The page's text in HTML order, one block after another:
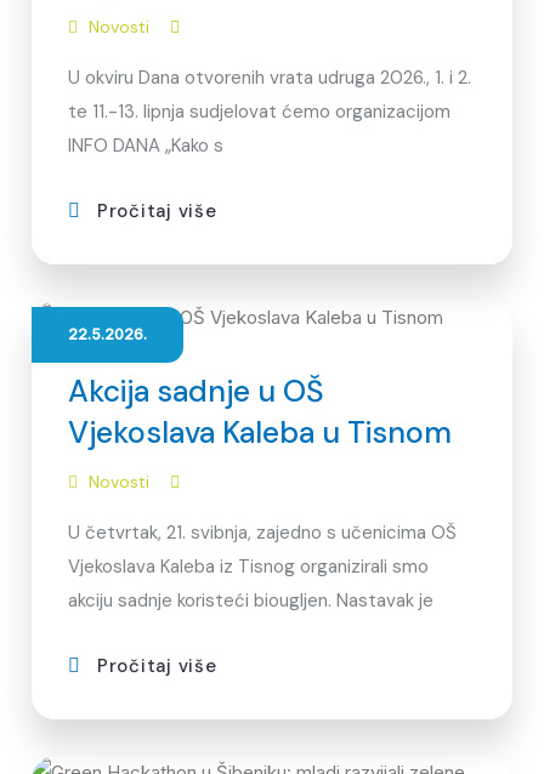
Novosti
U okviru Dana otvorenih vrata udruga 2026., 1. i 2.
te 11.-13. lipnja sudjelovat ćemo organizacijom
INFO DANA „Kako s
Pročitaj više
22.5.2026.
Akcija sadnje u OŠ
Vjekoslava Kaleba u Tisnom
Novosti
U četvrtak, 21. svibnja, zajedno s učenicima OŠ
Vjekoslava Kaleba iz Tisnog organizirali smo
akciju sadnje koristeći biougljen. Nastavak je
Pročitaj više